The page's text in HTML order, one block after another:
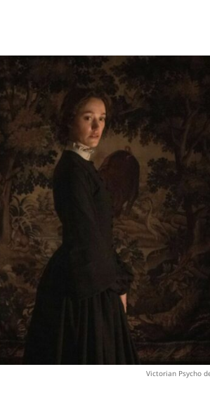
Victorian Psycho